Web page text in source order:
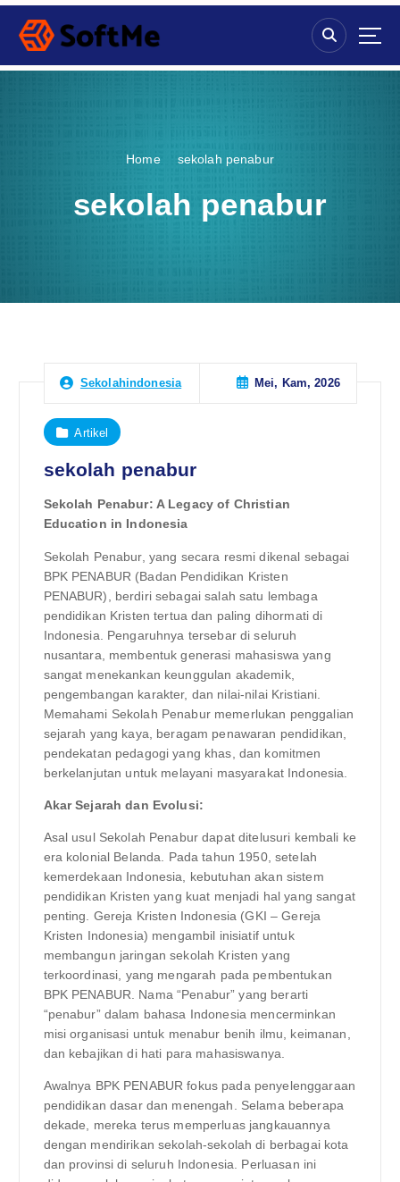
S
p
Home sekolah penabur
sekolah penabur
Sekolahindonesia Mei, Kam, 2026
Artikel
sekolah penabur
Sekolah Penabur: A Legacy of Christian
Education in Indonesia
Sekolah Penabur, yang secara resmi dikenal sebagai
BPK PENABUR (Badan Pendidikan Kristen
PENABUR), berdiri sebagai salah satu lembaga
pendidikan Kristen tertua dan paling dihormati di
Indonesia. Pengaruhnya tersebar di seluruh
nusantara, membentuk generasi mahasiswa yang
sangat menekankan keunggulan akademik,
pengembangan karakter, dan nilai-nilai Kristiani.
Memahami Sekolah Penabur memerlukan penggalian
sejarah yang kaya, beragam penawaran pendidikan,
pendekatan pedagogi yang khas, dan komitmen
berkelanjutan untuk melayani masyarakat Indonesia.
Akar Sejarah dan Evolusi:
Asal usul Sekolah Penabur dapat ditelusuri kembali ke
era kolonial Belanda. Pada tahun 1950, setelah
kemerdekaan Indonesia, kebutuhan akan sistem
pendidikan Kristen yang kuat menjadi hal yang sangat
penting. Gereja Kristen Indonesia (GKI – Gereja
Kristen Indonesia) mengambil inisiatif untuk
membangun jaringan sekolah Kristen yang
terkoordinasi, yang mengarah pada pembentukan
BPK PENABUR. Nama “Penabur” yang berarti
“penabur” dalam bahasa Indonesia mencerminkan
misi organisasi untuk menabur benih ilmu, keimanan,
dan kebajikan di hati para mahasiswanya.
Awalnya BPK PENABUR fokus pada penyelenggaraan
pendidikan dasar dan menengah. Selama beberapa
dekade, mereka terus memperluas jangkauannya
dengan mendirikan sekolah-sekolah di berbagai kota
dan provinsi di seluruh Indonesia. Perluasan ini